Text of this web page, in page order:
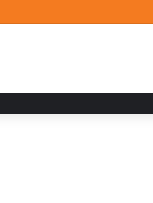
Curso de Verano de Escuelas Aztecas